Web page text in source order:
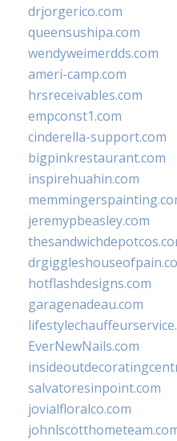
drjorgerico.com
queensushipa.com
wendyweimerdds.com
ameri-camp.com
hrsreceivables.com
empconst1.com
cinderella-support.com
bigpinkrestaurant.com
inspirehuahin.com
jeremypbeasley.com
hotflashdesigns.com
garagenadeau.com
EverNewNails.com
salvatoresinpoint.com
jovialfloralco.com